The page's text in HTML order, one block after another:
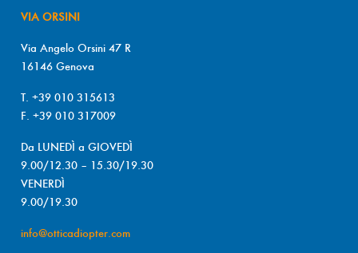
VIA ORSINI
Via Angelo Orsini 47 R
16146 Genova
T. +39 010 315613
F. +39 010 317009
Da LUNEDÌ a GIOVEDÌ
9.00/12.30 – 15.30/19.30
VENERDÌ
9.00/19.30
info@otticadiopter.com